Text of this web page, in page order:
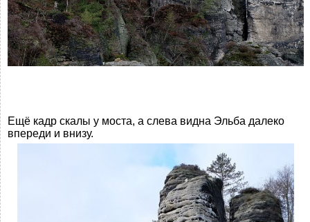
Ещё кадр скалы у моста, а слева видна Эльба далеко
впереди и внизу.